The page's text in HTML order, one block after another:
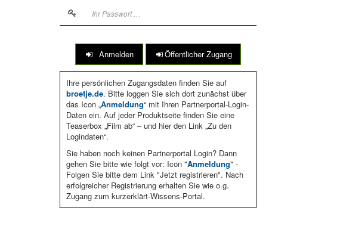
Anmelden Öffentlicher Zugang
Ihre persönlichen Zugangsdaten finden Sie auf
broetje.de. Bitte loggen Sie sich dort zunächst über
das Icon „Anmeldung“ mit Ihren Partnerportal-Login-
Daten ein. Auf jeder Produktseite finden Sie eine
Teaserbox „Film ab“ – und hier den Link „Zu den
Logindaten“.
Sie haben noch keinen Partnerportal Login? Dann
gehen Sie bitte wie folgt vor: Icon "Anmeldung" -
Folgen Sie bitte dem Link "Jetzt registrieren". Nach
erfolgreicher Registrierung erhalten Sie wie o.g.
Zugang zum kurzerklärt-Wissens-Portal.